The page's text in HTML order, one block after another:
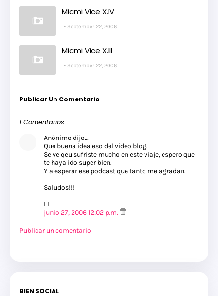
Miami Vice X.IV
September 22, 2006
Miami Vice X.III
September 22, 2006
Publicar Un Comentario
1 Comentarios
Anónimo dijo…
Que buena idea eso del video blog.
Se ve qeu sufriste mucho en este viaje, espero que
te haya ido super bien.
Y a esperar ese podcast que tanto me agradan.
Saludos!!!
LL
junio 27, 2006 12:02 p.m.
Publicar un comentario
BIEN SOCIAL